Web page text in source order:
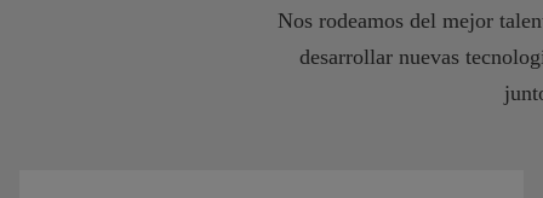
Nos rodeamos del mejor
desarrollar nuevas